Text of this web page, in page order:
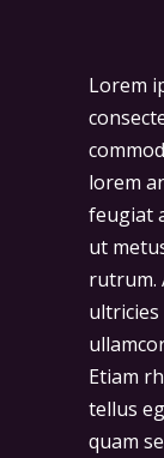
Lorem
lorem
feugiat
ut
rutrum.
Etiam
tellus
quam